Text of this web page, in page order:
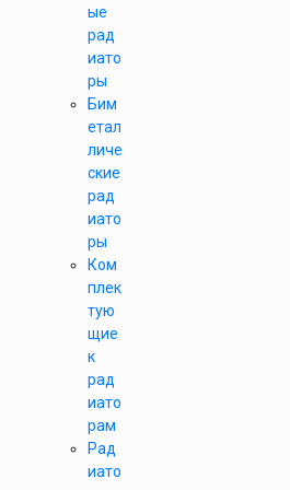
ые
рад
иато
ры
Бим
етал
личе
ские
рад
иато
ры
Ком
плек
тую
щие
к
рад
иато
рам
Рад
иато